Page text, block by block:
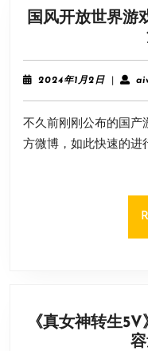
国风开放世界游
2024年1月2日2024
月
2
日
不久前刚刚公布的国产
方微博，如此快速的进
《真女神转生